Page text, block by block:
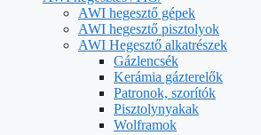
AWI hegesztő gépek
AWI hegesztő pisztolyok
AWI Hegesztő alkatrészek
Gázlencsék
Kerámia gázterelők
Patronok, szorítók
Pisztolynyakak
Wolframok